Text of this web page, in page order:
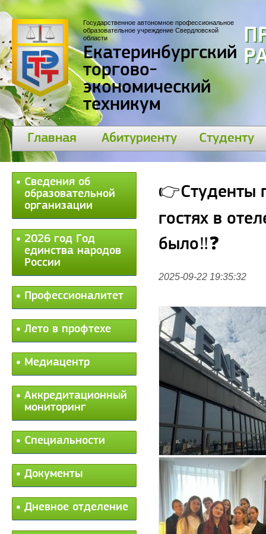
Государственное автономное профессиональное
образовательное учреждение Свердловской
области
Екатеринбургский
торгово-
экономический
техникум
Главная Абитуриенту Студенту
Сведения об
образовательной
организации
2026 год Год
единства народов
России
Профессионалитет
Лето в профтехе
Медиацентр
Аккредитационный
мониторинг
Специальности
Документы
Дневное отделение
👉Студенты
гостях в
было‼❓
2025-09-22 19:35:32